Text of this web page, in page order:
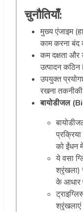
चुनौतियाँ:
मुख्य एंजाइम
काम करना बंद
कम दक्षता और
उत्पादन कठिन
उपयुक्त
रखना
बायोडीजल
प्रक्रिया
को ईंधन
ये वसा
श्रृंखला)
के आधार
श्रृंखलाएं